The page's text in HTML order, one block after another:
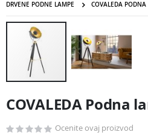
DRVENE PODNE LAMPE
COVALEDA
COVALEDA Podna
početak
galerije
COVALEDA Podna
Ocenite ovaj proizvod